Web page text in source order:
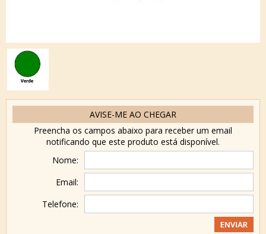
AVISE-ME AO CHEGAR
Preencha os campos abaixo para receber um email
notificando que este produto está disponível.
Nome:
Email:
Telefone: